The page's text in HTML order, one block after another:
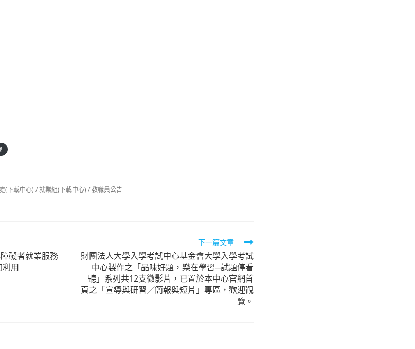
(下載中心) /就業組(下載中心) /教職員公告
礙者就業服務
用
下一篇文章
財團法人大學入學考試中心基金會大學入學考試
中心製作之「品味好題，樂在學習─試題停看
聽」系列共12支微影片，已置於本中心官網首
頁之「宣導與研習／簡報與短片」專區，歡迎觀
覽。